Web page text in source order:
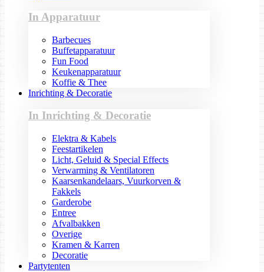
In Apparatuur
Barbecues
Buffetapparatuur
Fun Food
Keukenapparatuur
Koffie & Thee
Inrichting & Decoratie
In Inrichting & Decoratie
Elektra & Kabels
Feestartikelen
Licht, Geluid & Special Effects
Verwarming & Ventilatoren
Kaarsenkandelaars, Vuurkorven &
Fakkels
Garderobe
Entree
Afvalbakken
Overige
Kramen & Karren
Decoratie
Partytenten